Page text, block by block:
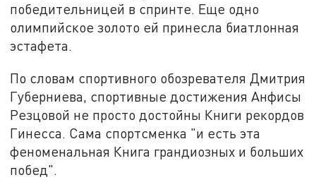
победительницей в спринте. Еще одно
олимпийское золото ей принесла биатлонная
эстафета.
По словам спортивного обозревателя Дмитрия
Губерниева, спортивные достижения Анфисы
Резцовой не просто достойны Книги рекордов
Гинесса. Сама спортсменка "и есть эта
феноменальная Книга грандиозных и больших
побед".